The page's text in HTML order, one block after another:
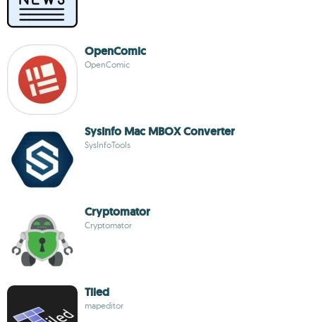
OpenComic
OpenComic
SysInfo Mac MBOX Converter
SysInfoTools
Cryptomator
Cryptomator
Tiled
mapeditor